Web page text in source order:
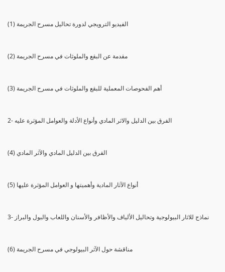
(1) الفيديو الترويجي لدورة تحاليل مسرح الجريمة
(2) مقدمة عن البقع والملوثات في مسرح الجريمة
(3) أهم الفحوصات المعملية للبقع والملوثات في مسرح الجريمة
2- الفرق بين الدليل والاثر المادي وأنواع الأدلة والعوامل المؤثرة عليه
(4) الفرق بين الدليل المادي والآثر المادي
(5) أنواع الآثار المادية وأهميتها و العوامل المؤثرة عليها
3- نماذج للاثار البيولوجية وتحاليل الألياف والأظافر والأسنان واللعاب والبول والبراز
(6) مناقشة حول الآثر البيولوجي في مسرح الجريمة